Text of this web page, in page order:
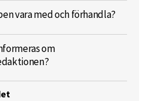
vara med och förhandla?
om